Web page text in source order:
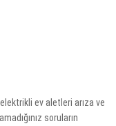
ev aletleri arıza ve
soruların